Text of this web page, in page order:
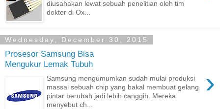
diusahakan lewat sebuah penelitian oleh tim
dokter di Ox...
Wednesday, December 30, 2015
Prosesor Samsung Bisa
Mengukur Lemak Tubuh
›
Samsung mengumumkan sudah mulai produksi
massal sebuah chip yang bakal membuat gelang
pintar berubah jadi lebih canggih. Mereka
menyebut ch...